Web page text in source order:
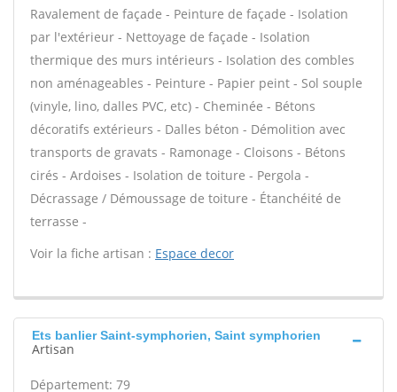
Ravalement de façade - Peinture de façade - Isolation
par l'extérieur - Nettoyage de façade - Isolation
thermique des murs intérieurs - Isolation des combles
non aménageables - Peinture - Papier peint - Sol souple
(vinyle, lino, dalles PVC, etc) - Cheminée - Bétons
décoratifs extérieurs - Dalles béton - Démolition avec
transports de gravats - Ramonage - Cloisons - Bétons
cirés - Ardoises - Isolation de toiture - Pergola -
Décrassage / Démoussage de toiture - Étanchéité de
terrasse -
Voir la fiche artisan : Espace decor
Ets banlier Saint-symphorien, Saint symphorien
Artisan
Département: 79